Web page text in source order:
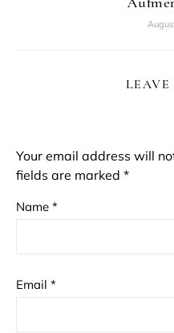
LEAVE
Your email address will
fields are marked *
Name *
Email *